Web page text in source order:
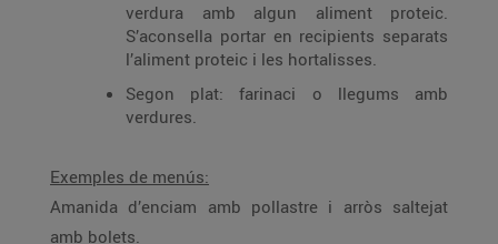
verdura amb algun aliment proteic.
S’aconsella portar en recipients separats
l’aliment proteic i les hortalisses.
Segon plat: farinaci o llegums amb
verdures.
Exemples de menús:
Amanida d’enciam amb pollastre i arròs saltejat
amb bolets.